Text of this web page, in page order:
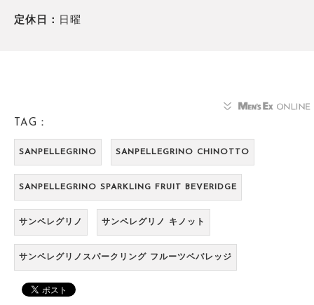
定休日： 日曜
TAG：
SANPELLEGRINO SANPELLEGRINO CHINOTTO
SANPELLEGRINO SPARKLING FRUIT BEVERIDGE
サンペレグリノ サンペレグリノ キノット
サンペレグリノスパークリング フルーツベバレッジ